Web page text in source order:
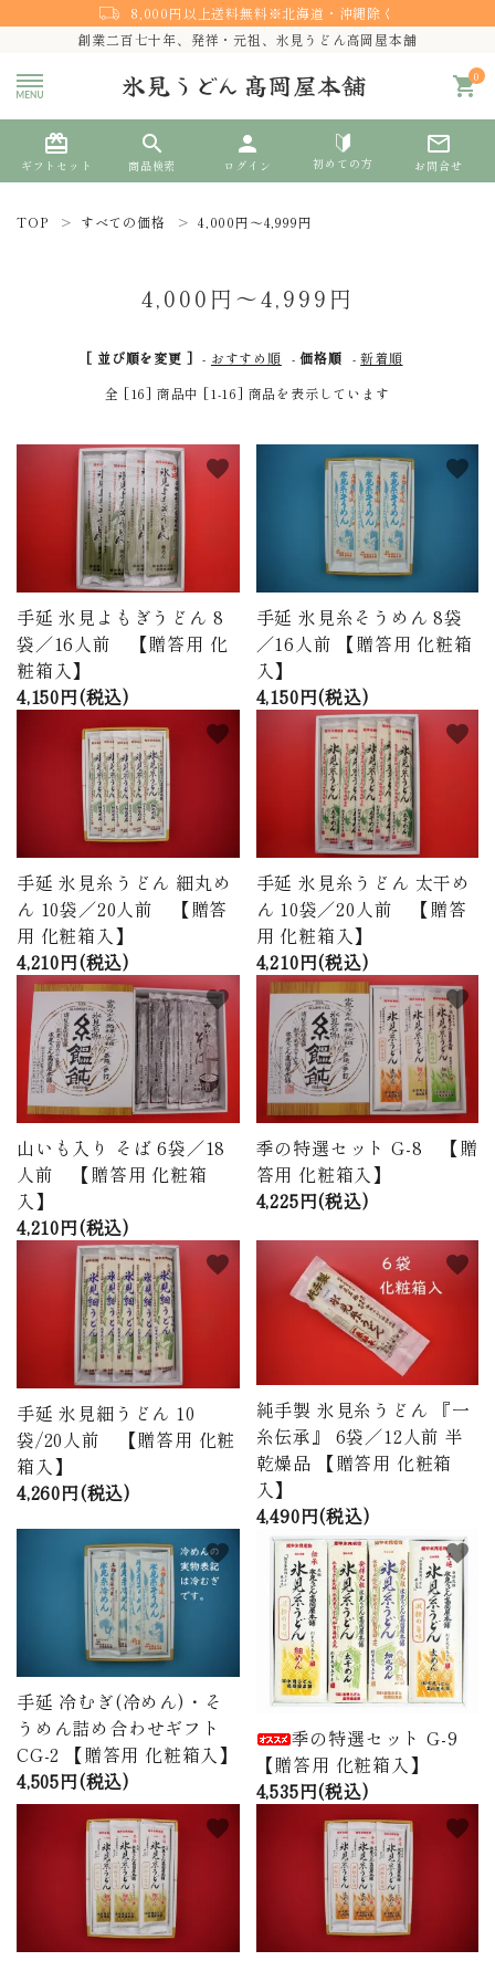
8,000円以上送料無料※北海道・沖縄除く
創業二百七十年、発祥・元祖、氷見うどん高岡屋本舗
0
shopping_cart
card_giftcard
ギフトセット
search
商品検索
person
ログイン 初めての方
mail_outline
お問合せ
ACCOUNT MENU
ログイン person 新規会員登録
商品から探す
価格から探す
ご利用ガイド
プライバシーポリシー
特定商取引法について
お問い合わせ
ページ一覧
TOP すべての価格 4,000円～4,999円
4,000円～4,999円
[ 並び順を変更 ] - おすすめ順 -価格順 -新着順
全 [16] 商品中 [1-16] 商品を表示しています
手延 氷見よもぎうどん 8
袋／16人前 【贈答用 化
粧箱入】
4,150円(税込)
favorite
手延 氷見糸そうめん 8袋
／16人前 【贈答用 化粧箱
入】
4,150円(税込)
favorite
手延 氷見糸うどん 細丸め
ん 10袋／20人前 【贈答
用 化粧箱入】
4,210円(税込)
favorite
手延 氷見糸うどん 太干め
ん 10袋／20人前 【贈答
用 化粧箱入】
4,210円(税込)
favorite
山いも入り そば 6袋／18
人前 【贈答用 化粧箱
入】
4,210円(税込)
favorite
季の特選セット G-8 【贈
答用 化粧箱入】
4,225円(税込)
favorite
手延 氷見細うどん 10
袋/20人前 【贈答用 化粧
箱入】
4,260円(税込)
favorite
純手製 氷見糸うどん 『一
糸伝承』 6袋／12人前 半
乾燥品 【贈答用 化粧箱
入】
4,490円(税込)
favorite
手延 冷むぎ(冷めん)・そ
うめん詰め合わせギフト
CG-2 【贈答用 化粧箱入】
4,505円(税込)
favorite
季の特選セット G-9
【贈答用 化粧箱入】
4,535円(税込)
favorite
favorite favorite